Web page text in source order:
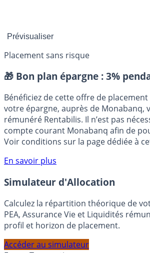
Placement sans risque
🎁 Bon plan épargne : 3%
Bénéficiez de cette offre de placement
votre épargne, auprès de Monabanq,
rémunéré Rentabilis. Il n’est pas
compte courant Monabanq afin de
Voir conditions sur la page dédiée à
En savoir plus
Simulateur d'Allocation
Calculez la répartition théorique de
PEA, Assurance Vie et Liquidités
profil et horizon de placement.